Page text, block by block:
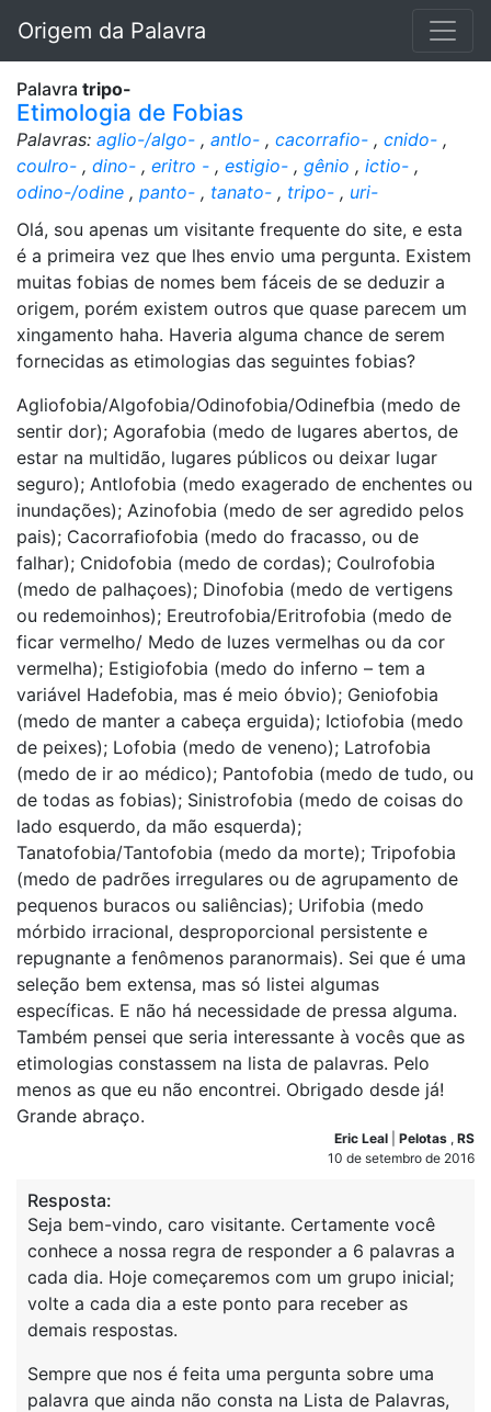
Origem da Palavra
Palavra tripo-
Etimologia de Fobias
Palavras: aglio-/algo- , antlo- , cacorrafio- , cnido- ,
coulro- , dino- , eritro - , estigio- , gênio , ictio- ,
odino-/odine , panto- , tanato- , tripo- , uri-
Olá, sou apenas um visitante frequente do site, e esta
é a primeira vez que lhes envio uma pergunta. Existem
muitas fobias de nomes bem fáceis de se deduzir a
origem, porém existem outros que quase parecem um
xingamento haha. Haveria alguma chance de serem
fornecidas as etimologias das seguintes fobias?
Agliofobia/Algofobia/Odinofobia/Odinefbia (medo de
sentir dor); Agorafobia (medo de lugares abertos, de
estar na multidão, lugares públicos ou deixar lugar
seguro); Antlofobia (medo exagerado de enchentes ou
inundações); Azinofobia (medo de ser agredido pelos
pais); Cacorrafiofobia (medo do fracasso, ou de
falhar); Cnidofobia (medo de cordas); Coulrofobia
(medo de palhaçoes); Dinofobia (medo de vertigens
ou redemoinhos); Ereutrofobia/Eritrofobia (medo de
ficar vermelho/ Medo de luzes vermelhas ou da cor
vermelha); Estigiofobia (medo do inferno – tem a
variável Hadefobia, mas é meio óbvio); Geniofobia
(medo de manter a cabeça erguida); Ictiofobia (medo
de peixes); Lofobia (medo de veneno); Latrofobia
(medo de ir ao médico); Pantofobia (medo de tudo, ou
de todas as fobias); Sinistrofobia (medo de coisas do
lado esquerdo, da mão esquerda);
Tanatofobia/Tantofobia (medo da morte); Tripofobia
(medo de padrões irregulares ou de agrupamento de
pequenos buracos ou saliências); Urifobia (medo
mórbido irracional, desproporcional persistente e
repugnante a fenômenos paranormais). Sei que é uma
seleção bem extensa, mas só listei algumas
específicas. E não há necessidade de pressa alguma.
Também pensei que seria interessante à vocês que as
etimologias constassem na lista de palavras. Pelo
menos as que eu não encontrei. Obrigado desde já!
Grande abraço.
Eric Leal Pelotas , RS
10 de setembro de 2016
Resposta:
Seja bem-vindo, caro visitante. Certamente você
conhece a nossa regra de responder a 6 palavras a
cada dia. Hoje começaremos com um grupo inicial;
volte a cada dia a este ponto para receber as
demais respostas.
Sempre que nos é feita uma pergunta sobre uma
palavra que ainda não consta na Lista de Palavras,